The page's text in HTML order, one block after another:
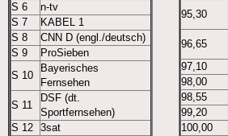
S 6
n-tv
S 7
KABEL 1
S 8
CNN D (engl./deutsch)
S 9
ProSieben
S 10
Bayerisches
Fernsehen
S 11
DSF (dt.
Sportfernsehen)
S 12 3sat
95,30
96,65
97,10
98,00
98,55
99,20
100,00